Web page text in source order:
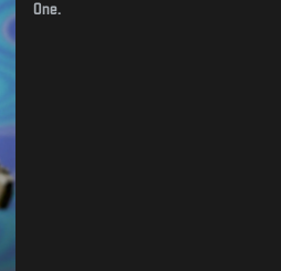
One.